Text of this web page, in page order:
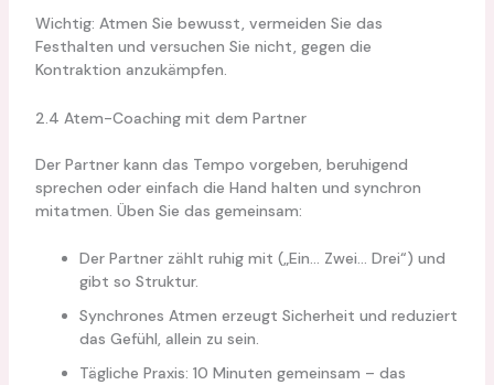
Wichtig: Atmen Sie bewusst, vermeiden Sie das
Festhalten und versuchen Sie nicht, gegen die
Kontraktion anzukämpfen.
2.4 Atem-Coaching mit dem Partner
Der Partner kann das Tempo vorgeben, beruhigend
sprechen oder einfach die Hand halten und synchron
mitatmen. Üben Sie das gemeinsam:
Der Partner zählt ruhig mit („Ein… Zwei… Drei“) und
gibt so Struktur.
Synchrones Atmen erzeugt Sicherheit und reduziert
das Gefühl, allein zu sein.
Tägliche Praxis: 10 Minuten gemeinsam – das